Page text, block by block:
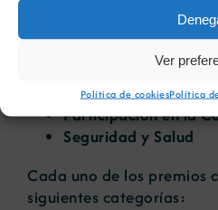
Ver
Política de cookiesPolítica
Buenas Prácticas
Economía Circular
Biodiversidad
Otras Industrias
Participación en la
Seguridad y Salud
Cada uno de los premios
siguientes categorías: